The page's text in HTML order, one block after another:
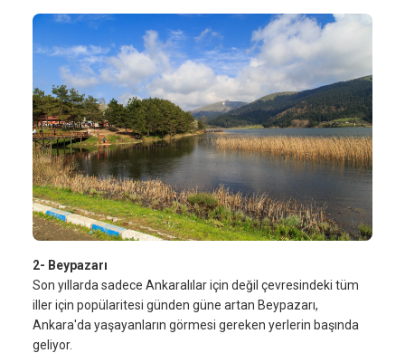
2- Beypazarı
Son yıllarda sadece Ankaralılar için değil çevresindeki tüm
iller için popülaritesi günden güne artan Beypazarı,
Ankara'da yaşayanların görmesi gereken yerlerin başında
geliyor.